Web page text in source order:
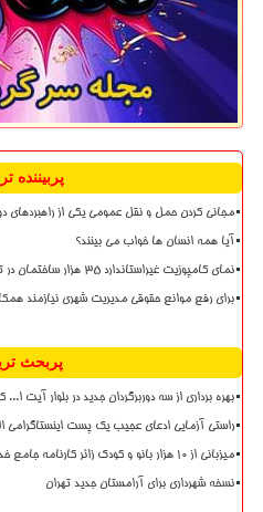
پربیننده
مجانی کردن حمل و نقل عمومی یکی از راهبردهای
آیا همه انسان ها خواب می بینند؟
نمای کامپوزیت غیراستاندارد ۳۵ هزار ساختمان در تهران
برای رفع موانع حقوقی مدیریت شهری نیازمند
پربحث
بهره برداری از سه دوربرگردان جدید در بلوار آیت ا...
راستی آزمایی ادعای عجیب یک پست اینستاگرامی
میزبانی از ۱۰ هزار بانو و کودک زائر کارنامه جامع خدمات قرارگاه زینبیه
نسخه شهرداری برای آرامستان جدید تهران